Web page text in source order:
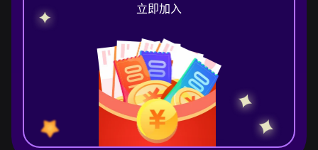
立即加入